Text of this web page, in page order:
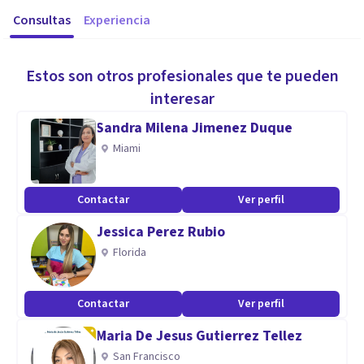
Consultas Experiencia
Estos son otros profesionales que te pueden
interesar
Sandra Milena Jimenez Duque
Miami
Contactar Ver perfil
Jessica Perez Rubio
Florida
Contactar Ver perfil
Maria De Jesus Gutierrez Tellez
San Francisco